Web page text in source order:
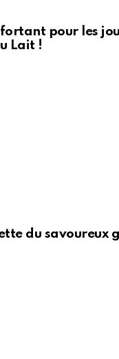
pour les
Lait !
du savoureux